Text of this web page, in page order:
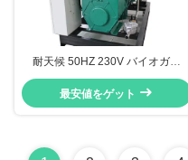
耐天候 50HZ 230V バイオガス
CHP バイオガス燃料CHP 熱と電
力 BHKW 25KW 30KVA
最安値をゲット